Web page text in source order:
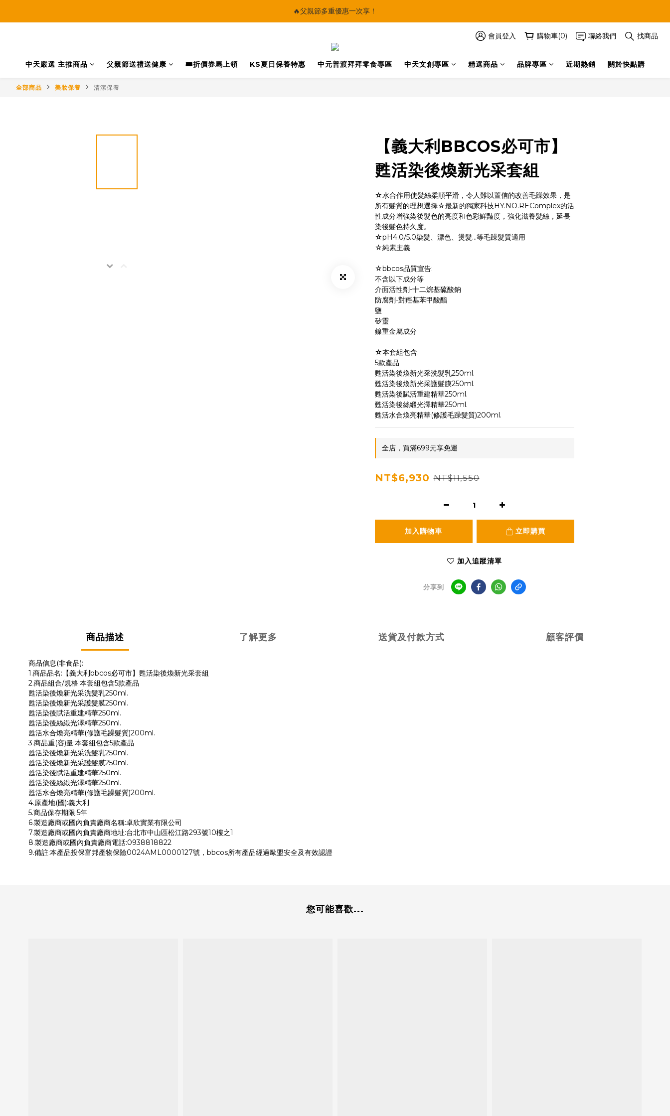
🔥父親節多重優惠一次享！
🔥父親節多重優惠一次享！
會員登入 購物車(0) 聯絡我們 找商品
中天嚴選 主推商品 父親節送禮送健康 🎟️折價券馬上領 KS夏日保養特惠 中元普渡拜拜零食專區 中天文創專區 精選商品 品牌專區 近期熱銷 關於快點購
全部商品 美妝保養 清潔保養
【義大利BBCOS必可市】
甦活染後煥新光采套組
☆水合作用使髮絲柔順平滑，令人難以置信的改善毛躁效果，是
所有髮質的理想選擇☆最新的獨家科技HY.NO.REComplex的活
性成分增強染後髮色的亮度和色彩鮮豔度，強化滋養髮絲，延長
染後髮色持久度。
☆pH4.0/5.0染髮、漂色、燙髮...等毛躁髮質適用
☆純素主義
☆bbcos品質宣告:
不含以下成分等
介面活性劑-十二烷基硫酸鈉
防腐劑-對羥基苯甲酸酯
鹽
矽靈
鎳重金屬成分
☆本套組包含:
5款產品
甦活染後煥新光采洗髮乳250ml.
甦活染後煥新光采護髮膜250ml.
甦活染後賦活重建精華250ml.
甦活染後絲緞光澤精華250ml.
甦活水合煥亮精華(修護毛躁髮質)200ml.
全店，買滿699元享免運
NT$6,930 NT$11,550
加入購物車 立即購買
加入追蹤清單
分享到
商品描述 了解更多 送貨及付款方式 顧客評價
商品信息(非食品):
1.商品品名:【義大利bbcos必可市】甦活染後煥新光采套組
2.商品組合/規格:本套組包含5款產品
甦活染後煥新光采洗髮乳250ml.
甦活染後煥新光采護髮膜250ml.
甦活染後賦活重建精華250ml.
甦活染後絲緞光澤精華250ml.
甦活水合煥亮精華(修護毛躁髮質)200ml.
3.商品重(容)量:本套組包含5款產品
甦活染後煥新光采洗髮乳250ml.
甦活染後煥新光采護髮膜250ml.
甦活染後賦活重建精華250ml.
甦活染後絲緞光澤精華250ml.
甦活水合煥亮精華(修護毛躁髮質)200ml.
4.原產地(國):義大利
5.商品保存期限:5年
6.製造廠商或國內負責廠商名稱:卓欣實業有限公司
7.製造廠商或國內負責廠商地址:台北市中山區松江路293號10樓之1
8.製造廠商或國內負責廠商電話:0938818822
9.備註:本產品投保富邦產物保險0024AML0000127號，bbcos所有產品經過歐盟安全及有效認證
您可能喜歡...